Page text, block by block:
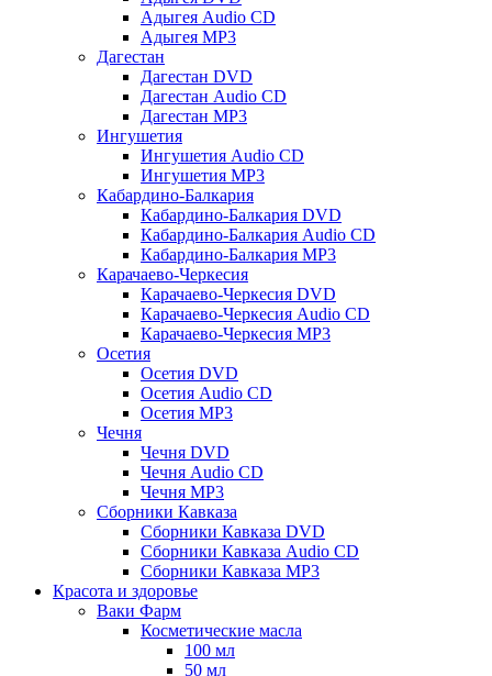
Адыгея Audio CD
Адыгея MP3
Дагестан
Дагестан DVD
Дагестан Audio CD
Дагестан MP3
Ингушетия
Ингушетия Audio CD
Ингушетия MP3
Кабардино-Балкария
Кабардино-Балкария DVD
Кабардино-Балкария Audio CD
Кабардино-Балкария MP3
Карачаево-Черкесия
Карачаево-Черкесия DVD
Карачаево-Черкесия Audio CD
Карачаево-Черкесия MP3
Осетия
Осетия DVD
Осетия Audio CD
Осетия MP3
Чечня
Чечня DVD
Чечня Audio CD
Чечня MP3
Сборники Кавказа
Сборники Кавказа DVD
Сборники Кавказа Audio CD
Сборники Кавказа MP3
Красота и здоровье
Ваки Фарм
Косметические масла
100 мл
50 мл